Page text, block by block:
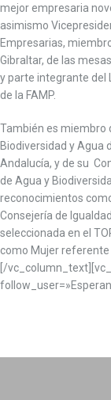
mejor empresaria
asimismo
Empresarias,
Gibraltar, de las
y parte integrante del
de la FAMP.
También es miembro
Biodiversidad y Agua
Andalucía, y de su
de Agua y
reconocimientos
Consejería de
seleccionada en el
como Mujer referente
[/